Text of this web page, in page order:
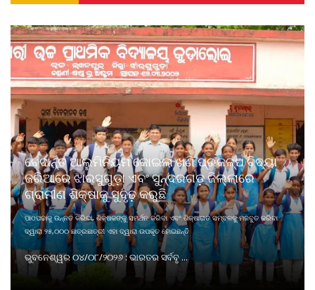
ବେଦାନ୍ତ ଆଲୁମିନିୟମ କୋଇଲା ଖଣି ପ୍ରକଳ୍ପ ବିଦ୍ୟା
ଜରିଆରେ ଝାରସୁଗୁଡ଼ା ଏବଂ ସୁନ୍ଦରଗଡ଼ ଜିଲ୍ଲାରେ
ଗ୍ରାମୀଣ ଶିକ୍ଷାକୁ ସୁଦୃଢ଼ କରୁଛି
ପାଠପଢାକୁ ଉନ୍ନତ କରିବା, ଶିକ୍ଷକଙ୍କୁ ସମର୍ଥନ କରିବା ଏବଂ ଶିକ୍ଷାଗତ ସମ୍ବଳକୁ ମଜବୁତ କରିବା
ଦ୍ୱାରା ୨୫,୦୦୦ ଛାତ୍ରଛାତ୍ରୀ ଏହା ଦ୍ୱାରା ଉପକୃତ ହୋଇଛନ୍ତି
ଭୁବନେଶ୍ୱର ୦୪/୦୮/୨୦୨୬ : ଭାରତର ସର୍ବବୃ ...